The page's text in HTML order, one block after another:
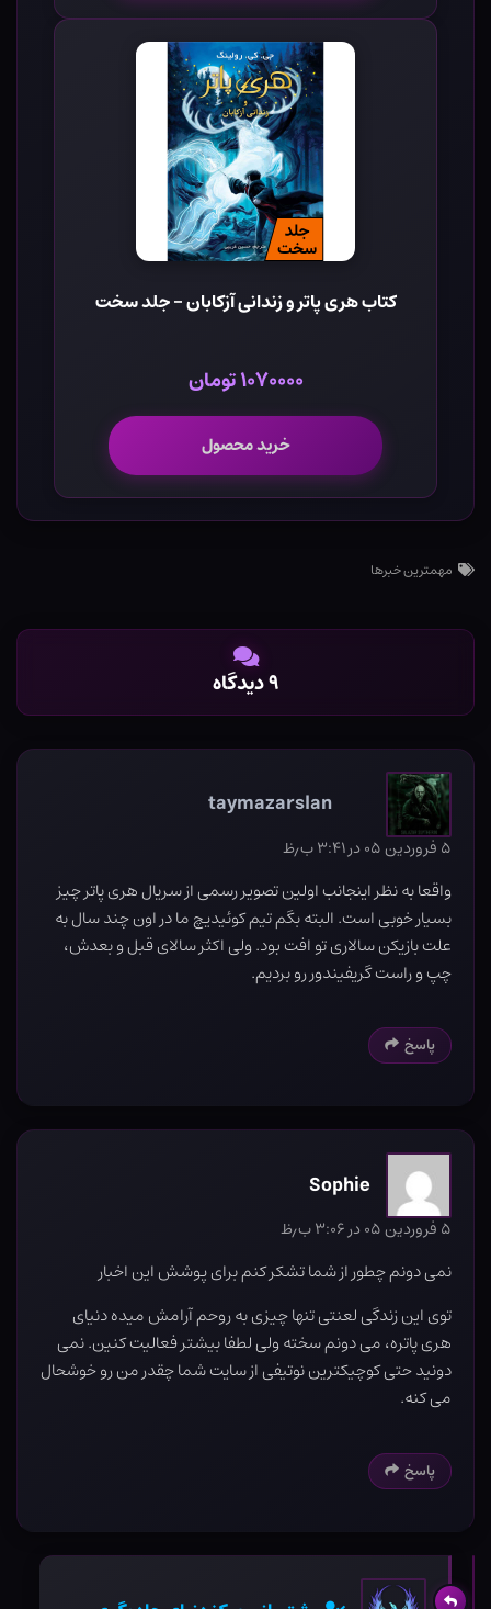
کتاب هری پاتر و زندانی آزکابان - جلد سخت
۱۰۷۰۰۰۰ تومان
خرید محصول
مهمترین خبرها
۹ دیدگاه
taymazarslan
۵ فروردین ۰۵ در ۳:۴۱ ب٫ظ
واقعا به نظر اینجانب اولین تصویر رسمی از سریال هری پاتر چیز
بسیار خوبی است. البته بگم تیم کوئیدیچ ما در اون چند سال به
علت بازیکن سالاری تو افت بود. ولی اکثر سالای قبل و بعدش،
چپ و راست گریفیندور رو بردیم.
پاسخ
Sophie
۵ فروردین ۰۵ در ۳:۰۶ ب٫ظ
نمی دونم چطور از شما تشکر کنم برای پوشش این اخبار
توی این زندگی لعنتی تنها چیزی به روحم آرامش میده دنیای
هری پاتره، می دونم سخته ولی لطفا بیشتر فعالیت کنین. نمی
دونید حتی کوچیکترین نوتیفی از سایت شما چقدر من رو خوشحال
می کنه.
پاسخ